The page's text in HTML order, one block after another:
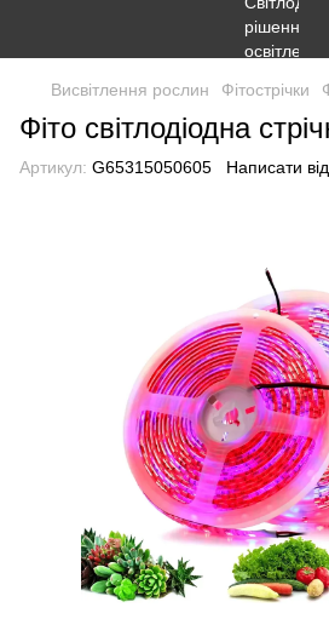
Висвітлення рослин Фітострічки
Фіто світлодіодна
Артикул: G65315050605 Написати